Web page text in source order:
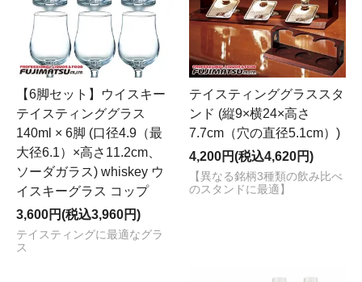
【6脚セット】ウイスキー
テイスティンググラス
140ml × 6脚 (口径4.9（最
大径6.1）×高さ11.2cm、
ソーダガラス) whiskey ウ
イスキーグラス コップ
3,600円(税込3,960円)
テイスティングに最適なグラ
ス
テイスティンググラススタ
ンド (縦9×横24×高さ
7.7cm（穴の直径5.1cm）)
4,200円(税込4,620円)
【異なる銘柄3種類の飲み比べ
のスタンドに最適】